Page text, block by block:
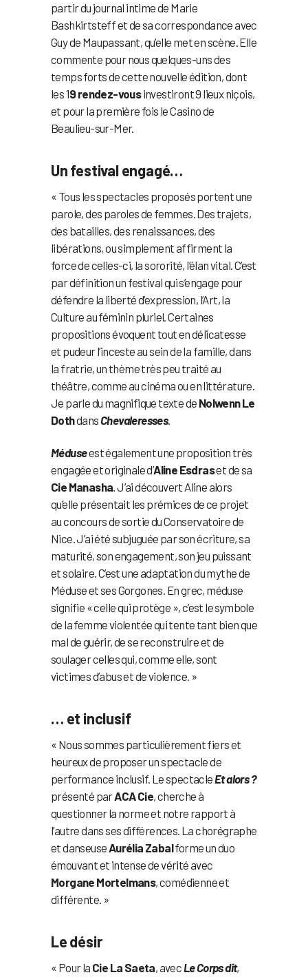
partir du journal intime de Marie
Bashkirtsteff et de sa correspondance avec
Guy de Maupassant, qu’elle met en scène. Elle
commente pour nous quelques-uns des
temps forts de cette nouvelle édition, dont
les 19 rendez-vousinvestiront 9 lieux niçois,
et pour la première fois le Casino de
Beaulieu-sur-Mer.
Un festival engagé…
« Tous les spectacles proposés portent une
parole, des paroles de femmes. Des trajets,
des batailles, des renaissances, des
libérations, ou simplement affirment la
force de celles-ci, la sororité, l’élan vital. C’est
par définition un festival qui s’engage pour
défendre la liberté d’expression, l’Art, la
Culture au féminin pluriel. Certaines
propositions évoquent tout en délicatesse
et pudeur l’inceste au sein de la famille, dans
la fratrie, un thème très peu traité au
théâtre, comme au cinéma ou en littérature.
Je parle du magnifique texte de Nolwenn Le
Dothdans Chevaleresses.
Méduseest également une proposition très
engagée et originale d’Aline Esdraset de sa
Cie Manasha. J’ai découvert Aline alors
qu’elle présentait les prémices de ce projet
au concours de sortie du Conservatoire de
Nice. J’ai été subjuguée par son écriture, sa
maturité, son engagement, son jeu puissant
et solaire. C’est une adaptation du mythe de
Méduse et ses Gorgones. En grec, méduse
signifie « celle qui protège », c’est le symbole
de la femme violentée qui tente tant bien que
mal de guérir, de se reconstruire et de
soulager celles qui, comme elle, sont
victimes d’abus et de violence. »
… et inclusif
« Nous sommes particulièrement fiers et
heureux de proposer un spectacle de
performance inclusif. Le spectacleEt alors ?
présenté parACA Cie, cherche à
questionner la norme et notre rapport à
l’autre dans ses différences. La chorégraphe
et danseuseAurélia Zabalforme un duo
émouvant et intense de vérité avec
Morgane Mortelmans, comédienne et
différente. »
Le désir
« Pour la Cie La Saeta, avecLe Corps dit,